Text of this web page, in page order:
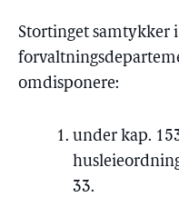
Stortinget samtykker
omdisponere:
under kap.
33.